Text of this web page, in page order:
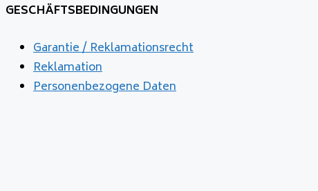
GESCHÄFTSBEDINGUNGEN
Garantie / Reklamationsrecht
Reklamation
Personenbezogene Daten